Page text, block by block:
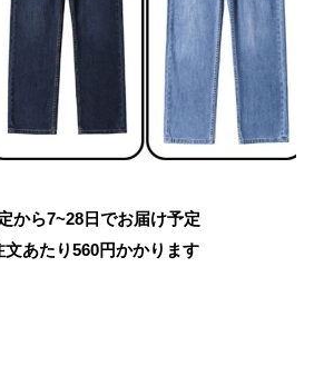
から7~28日でお届け予定
あたり560円かかります